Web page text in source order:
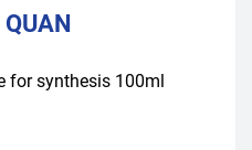
for synthesis 100ml